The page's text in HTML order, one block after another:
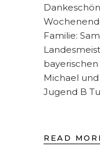
Familie:
Michael
Jugend B
READ